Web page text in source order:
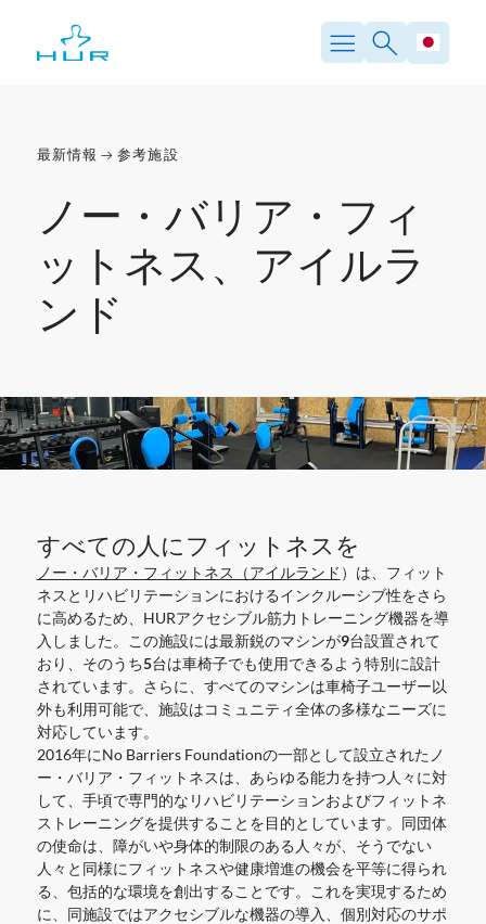
最新情報 参考施設
ノー・バリア・フィ
ットネス、アイルラ
ンド
すべての人にフィットネスを
ノー・バリア・フィットネス（アイルランド ）は、フィット
ネスとリハビリテーションにおけるインクルーシブ性をさら
に高めるため、HURアクセシブル筋力トレーニング機器を導
入しました。この施設には最新鋭のマシンが9台設置されて
おり、そのうち5台は車椅子でも使用できるよう特別に設計
されています。さらに、すべてのマシンは車椅子ユーザー以
外も利用可能で、施設はコミュニティ全体の多様なニーズに
対応しています。
2016年にNo Barriers Foundationの一部として設立されたノ
ー・バリア・フィットネスは、 あらゆる能力を持つ人々に対
して、手頃で専門的なリハビリテーションおよびフィットネ
ストレーニングを提供する ことを目的としています。同団体
の使命は、障がいや身体的制限のある人々が、そうでない
人々と同様にフィットネスや健康増進の機会を平等に得られ
る、包括的な環境を創出することです。これを実現するため
に、同施設ではアクセシブルな機器の導入、個別対応のサポ